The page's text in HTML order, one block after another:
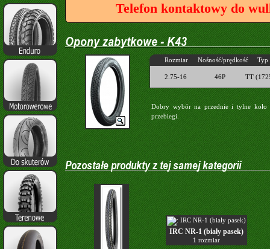
Telefon kontaktowy do
Rozmiar Nośność/prędkość Typ
2.75-16 46P TT
Dobry wybór na przednie i tylne koło
przebiegi.
IRC NR-1 (biały pasek)
1 rozmiar